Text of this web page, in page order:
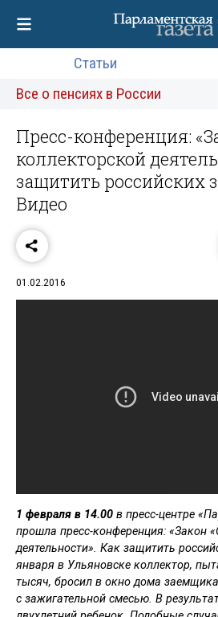
Статьи
Все о пенсиях в России
Пресс-конференция:
коллекторской
защитить российских
Видео
01.02.2016
1 февраля в 14.00 в пресс-центре
прошла пресс-конференция: «Закон
деятельности». Как защитить
января в Ульяновске коллектор,
тысяч, бросил в окно дома
с зажигательной смесью. В